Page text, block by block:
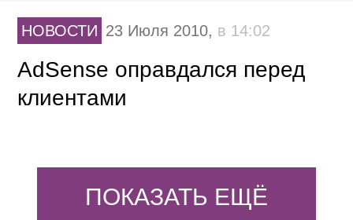
НОВОСТИ 23 Июля 2010, в 14:02
AdSense оправдался перед
клиентами
ПОКАЗАТЬ ЕЩЁ